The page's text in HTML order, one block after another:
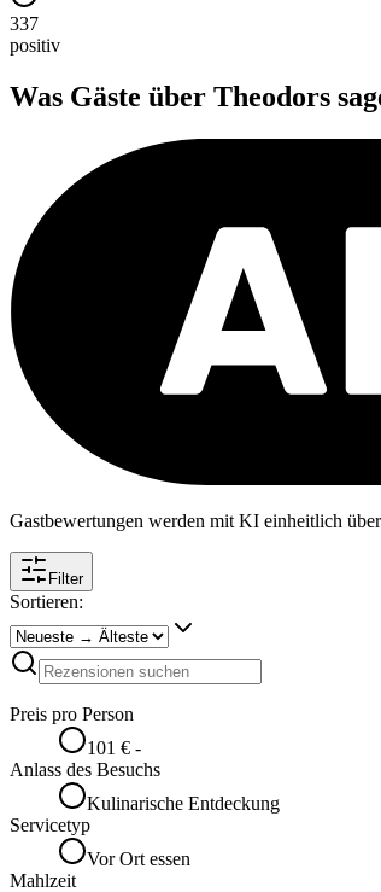
337
positiv
Was Gäste über Theodors
Gastbewertungen werden mit KI einheitlich
Filter
Sortieren:
Preis pro Person
101 € -
Anlass des Besuchs
Kulinarische Entdeckung
Servicetyp
Vor Ort essen
Mahlzeit